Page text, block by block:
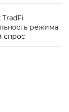
режима
спрос